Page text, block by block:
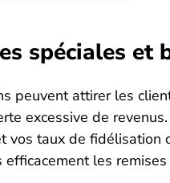
spéciales et
peuvent attirer les
excessive de
vos taux de fidélisation
les